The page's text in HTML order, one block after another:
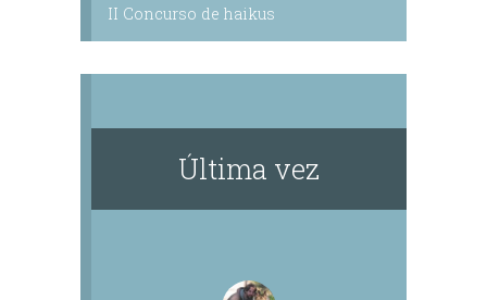
II Concurso de haikus
Última vez